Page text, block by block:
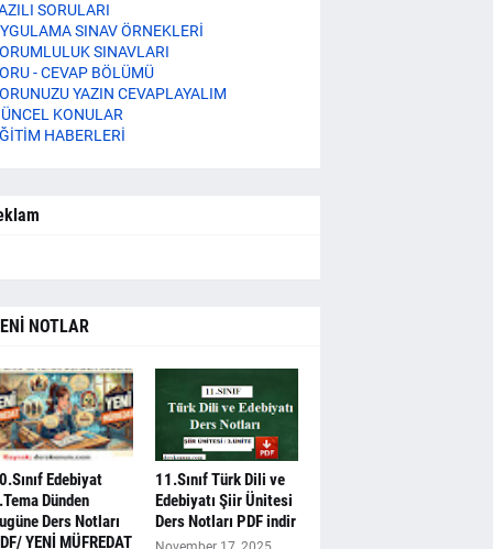
SORULARI
SINAV ÖRNEKLERİ
SINAVLARI
- CEVAP BÖLÜMÜ
YAZIN CEVAPLAYALIM
KONULAR
HABERLERİ
NOTLAR
Edebiyat
Dünden
Ders Notları
YENİ MÜFREDAT
11.Sınıf Türk Dili ve
Edebiyatı Şiir Ünitesi
Ders Notları PDF indir